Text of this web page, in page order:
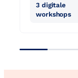
3 digitale
workshops